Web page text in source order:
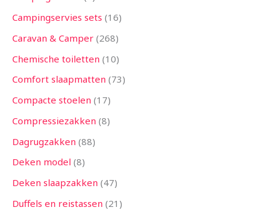
Campingservies sets 16
Caravan & Camper 268
Chemische toiletten 10
Comfort slaapmatten 73
Compacte stoelen 17
Compressiezakken 8
Dagrugzakken 88
Deken model 8
Deken slaapzakken 47
Duffels en reistassen 21